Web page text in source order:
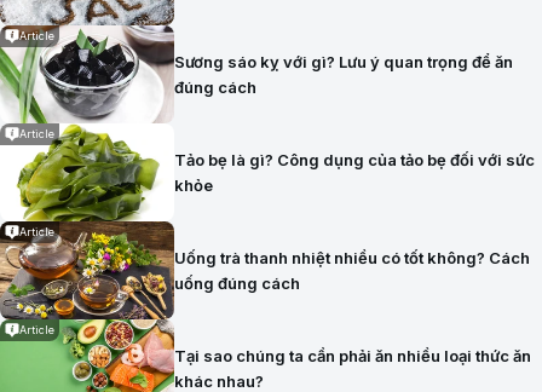
Article
Sương sáo kỵ với gì? Lưu ý quan trọng để ăn
đúng cách
Article
Tảo bẹ là gì? Công dụng của tảo bẹ đối với sức
khỏe
Article
Uống trà thanh nhiệt nhiều có tốt không? Cách
uống đúng cách
Article
Tại sao chúng ta cần phải ăn nhiều loại thức ăn
khác nhau?